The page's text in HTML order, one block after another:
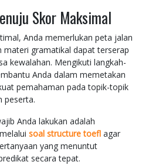
Skor Maksimal
Anda memerlukan peta jalan
materi gramatikal dapat terserap
kewalahan. Mengikuti langkah-
Anda dalam memetakan
pemahaman pada topik-topik
peserta.
Anda lakukan adalah
soal structure toefl agar
yang menuntut
secara tepat.